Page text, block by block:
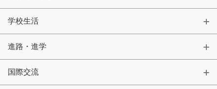
学校生活
進路・進学
国際交流